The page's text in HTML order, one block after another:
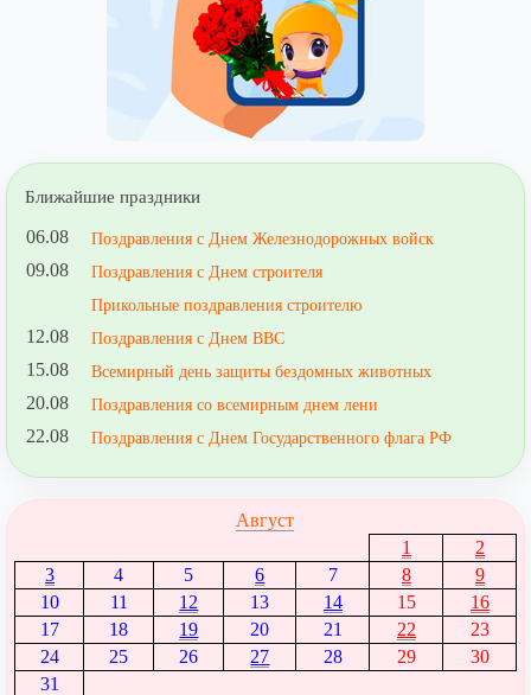
Ближайшие праздники
06.08 Поздравления с Днем Железнодорожных войск
09.08
Поздравления с Днем строителя
Прикольные поздравления строителю
12.08 Поздравления с Днем ВВС
15.08 Всемирный день защиты бездомных животных
20.08 Поздравления со всемирным днем лени
22.08 Поздравления с Днем Государственного флага РФ
Август
1
2
3
4 5 6 7 8
9
10
11 12 13 14 15
16
17
18 19 20 21 22
23
24
25 26 27 28 29
30
31